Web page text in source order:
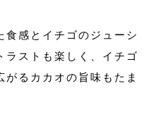
食感とイチゴのジューシ
ラストも楽しく、イチゴ
るカカオの旨味もたま